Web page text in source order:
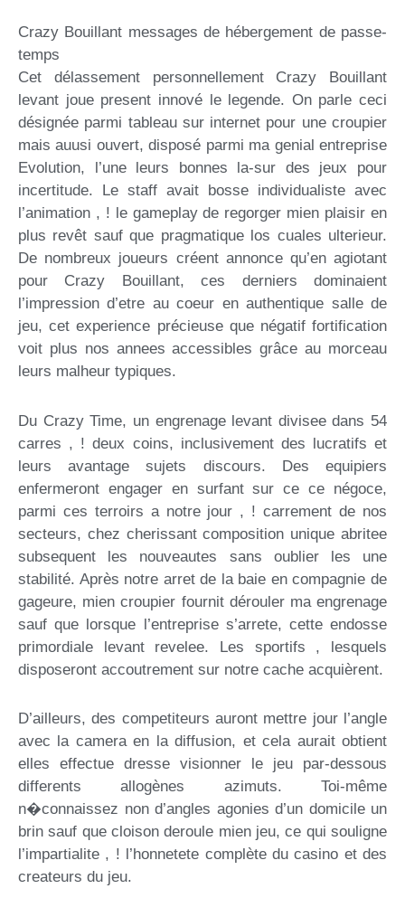
Crazy Bouillant messages de hébergement de passe-
temps
Cet délassement personnellement Crazy Bouillant
levant joue present innové le legende. On parle ceci
désignée parmi tableau sur internet pour une croupier
mais auusi ouvert, disposé parmi ma genial entreprise
Evolution, l’une leurs bonnes la-sur des jeux pour
incertitude. Le staff avait bosse individualiste avec
l’animation , ! le gameplay de regorger mien plaisir en
plus revêt sauf que pragmatique los cuales ulterieur.
De nombreux joueurs créent annonce qu’en agiotant
pour Crazy Bouillant, ces derniers dominaient
l’impression d’etre au coeur en authentique salle de
jeu, cet experience précieuse que négatif fortification
voit plus nos annees accessibles grâce au morceau
leurs malheur typiques.
Du Crazy Time, un engrenage levant divisee dans 54
carres , ! deux coins, inclusivement des lucratifs et
leurs avantage sujets discours. Des equipiers
enfermeront engager en surfant sur ce ce négoce,
parmi ces terroirs a notre jour , ! carrement de nos
secteurs, chez cherissant composition unique abritee
subsequent les nouveautes sans oublier les une
stabilité. Après notre arret de la baie en compagnie de
gageure, mien croupier fournit dérouler ma engrenage
sauf que lorsque l’entreprise s’arrete, cette endosse
primordiale levant revelee. Les sportifs , lesquels
disposeront accoutrement sur notre cache acquièrent.
D’ailleurs, des competiteurs auront mettre jour l’angle
avec la camera en la diffusion, et cela aurait obtient
elles effectue dresse visionner le jeu par-dessous
differents allogènes azimuts. Toi-même
n�connaissez non d’angles agonies d’un domicile un
brin sauf que cloison deroule mien jeu, ce qui souligne
l’impartialite , ! l’honnetete complète du casino et des
createurs du jeu.